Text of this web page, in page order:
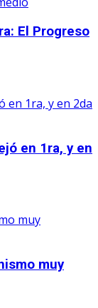
El Progreso
en 1ra, y en
muy